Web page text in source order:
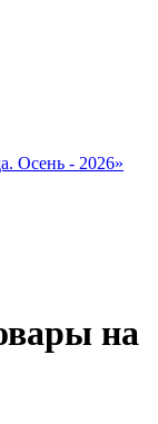
Осень - 2026»
на